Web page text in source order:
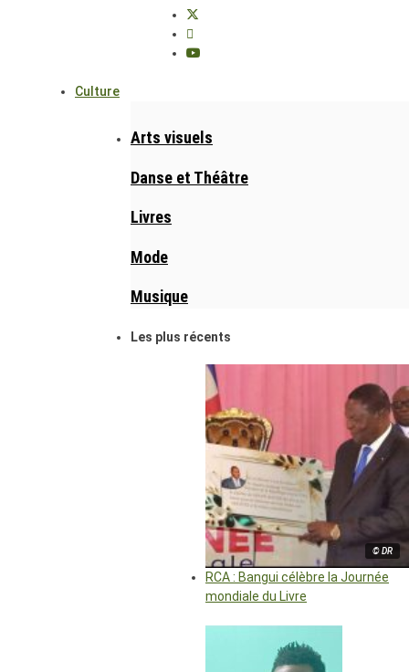
Culture
Arts visuels
Danse et Théâtre
Livres
Mode
Musique
Les plus récents
© DR
RCA : Bangui célèbre la Journée
mondiale du Livre